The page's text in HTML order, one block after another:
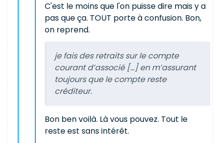
C'est le moins que l'on puisse dire mais y a
pas que ça. TOUT porte à confusion. Bon,
on reprend.
je fais des retraits sur le compte
courant d’associé [...] en m’assurant
toujours que le compte reste
créditeur.
Bon ben voilà. Là vous pouvez. Tout le
reste est sans intérêt.